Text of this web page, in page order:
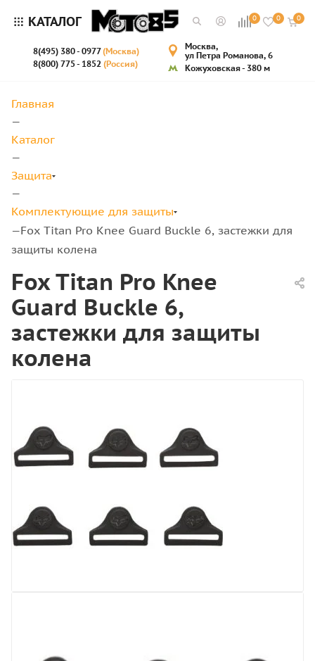
КАТАЛОГ 0 0 0
8(495) 380 - 0977(Москва)
8(800) 775 - 1852 (Россия)
Москва,
ул Петра Романова, 6
Кожуховская - 380 м
Главная
—
Каталог
—
Защита
—
Комплектующие для защиты
—Fox Titan Pro Knee Guard Buckle 6, застежки для
защиты колена
Fox Titan Pro Knee
Guard Buckle 6,
застежки для защиты
колена